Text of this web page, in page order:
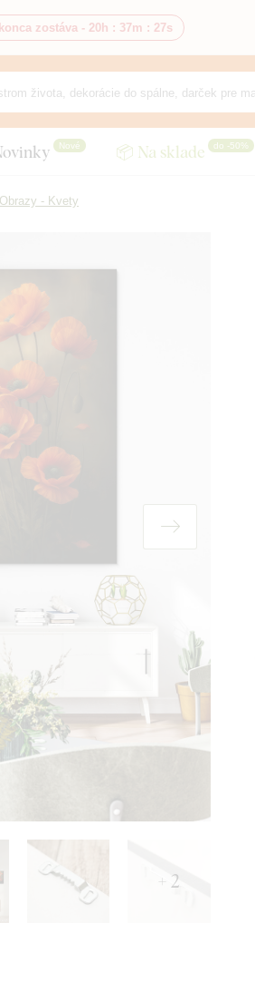
zostáva - 20h : 37m : 25s
Nové 📦 Na sklade do -50%
Obrazy - Kvety
+ 2